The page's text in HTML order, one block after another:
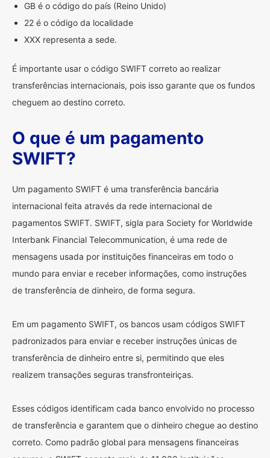
GB é o código do país (Reino Unido)
22 é o código da localidade
XXX representa a sede.
É importante usar o código SWIFT correto ao realizar
transferências internacionais, pois isso garante que os fundos
cheguem ao destino correto.
O que é um pagamento
SWIFT?
Um pagamento SWIFT é uma transferência bancária
internacional feita através da rede internacional de
pagamentos SWIFT. SWIFT, sigla para Society for Worldwide
Interbank Financial Telecommunication, é uma rede de
mensagens usada por instituições financeiras em todo o
mundo para enviar e receber informações, como instruções
de transferência de dinheiro, de forma segura.
Em um pagamento SWIFT, os bancos usam códigos SWIFT
padronizados para enviar e receber instruções únicas de
transferência de dinheiro entre si, permitindo que eles
realizem transações seguras transfronteiriças.
Esses códigos identificam cada banco envolvido no processo
de transferência e garantem que o dinheiro chegue ao destino
correto. Como padrão global para mensagens financeiras